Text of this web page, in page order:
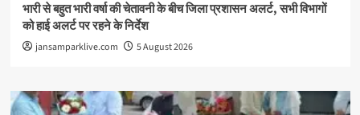
भारी से बहुत भारी वर्षा की चेतावनी के बीच जिला प्रशासन अलर्ट, सभी विभागों
को हाई अलर्ट पर रहने के निर्देश
jansamparklive.com 5 August 2026